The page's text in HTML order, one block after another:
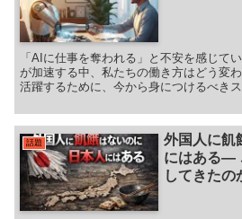
「AIに仕事を奪われる」と不安を感じて
が加速する中、私たちの働き方はどう変
活躍するために、今から身につけるべき
話題
外国人に飢
にはある―
してきたの